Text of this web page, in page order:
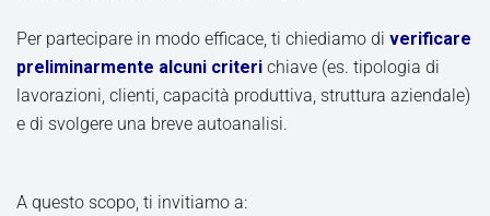
Per partecipare in modo efficace, ti chiediamo di verificare
preliminarmente alcuni criteri chiave (es. tipologia di
lavorazioni, clienti, capacità produttiva, struttura aziendale)
e di svolgere una breve autoanalisi.
A questo scopo, ti invitiamo a: